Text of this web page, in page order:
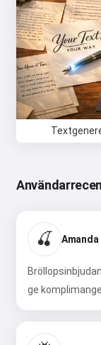
🍒 Amanda
ge